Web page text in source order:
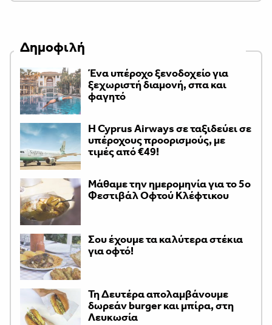
Δημοφιλή
Ένα υπέροχο ξενοδοχείο για
ξεχωριστή διαμονή, σπα και
φαγητό
H Cyprus Airways σε ταξιδεύει σε
υπέροχους προορισμούς, με
τιμές από €49!
Μάθαμε την ημερομηνία για το 5ο
Φεστιβάλ Οφτού Κλέφτικου
Σου έχουμε τα καλύτερα στέκια
για οφτό!
Τη Δευτέρα απολαμβάνουμε
δωρεάν burger και μπίρα, στη
Λευκωσία